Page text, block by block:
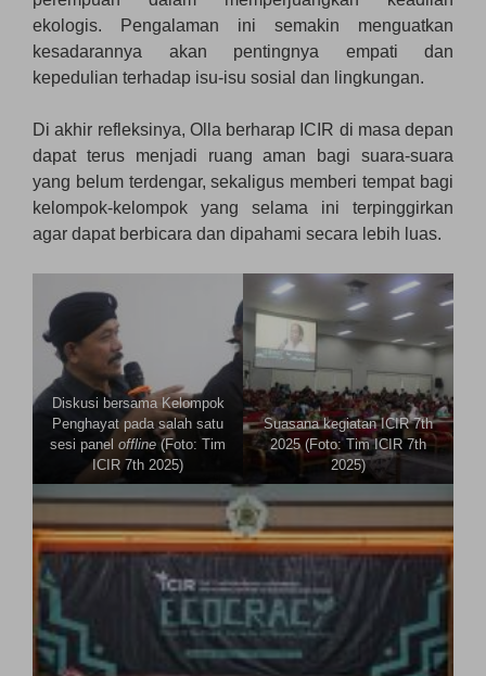
ekologis. Pengalaman ini semakin menguatkan
kesadarannya akan pentingnya empati dan
kepedulian terhadap isu-isu sosial dan lingkungan.
Di akhir refleksinya, Olla berharap ICIR di masa depan
dapat terus menjadi ruang aman bagi suara-suara
yang belum terdengar, sekaligus memberi tempat bagi
kelompok-kelompok yang selama ini terpinggirkan
agar dapat berbicara dan dipahami secara lebih luas.
Diskusi bersama Kelompok
Penghayat pada salah satu
sesi panel offline (Foto: Tim
ICIR 7th 2025)
Suasana kegiatan ICIR 7th
2025 (Foto: Tim ICIR 7th
2025)